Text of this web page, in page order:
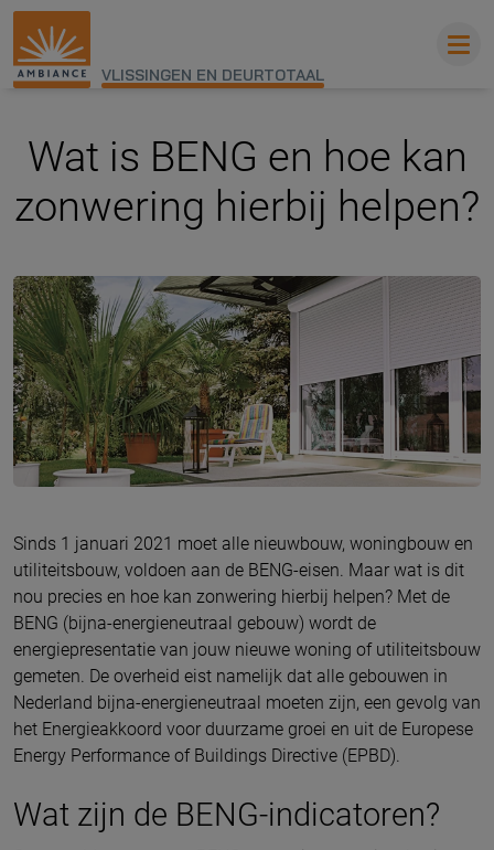
VLISSINGEN EN DEURTOTAAL
Wat is BENG en hoe kan
zonwering hierbij helpen?
Sinds 1 januari 2021 moet alle nieuwbouw, woningbouw en
utiliteitsbouw, voldoen aan de BENG-eisen. Maar wat is dit
nou precies en hoe kan zonwering hierbij helpen? Met de
BENG (bijna-energieneutraal gebouw) wordt de
energiepresentatie van jouw nieuwe woning of utiliteitsbouw
gemeten. De overheid eist namelijk dat alle gebouwen in
Nederland bijna-energieneutraal moeten zijn, een gevolg van
het Energieakkoord voor duurzame groei en uit de Europese
Energy Performance of Buildings Directive (EPBD).
Wat zijn de BENG-indicatoren?